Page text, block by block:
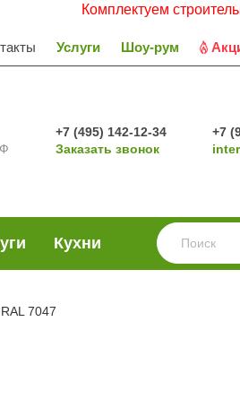
Комплектуем строительные
Услуги Шоу-рум
+7 (495) 142-12-34
Заказать звонок
+7
Кухни
7047